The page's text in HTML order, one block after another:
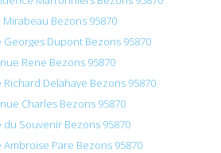
Bezons 95870
Dupont Bezons 95870
Rene Bezons 95870
Delahaye Bezons 95870
Charles Bezons 95870
Souvenir Bezons 95870
Pare Bezons 95870